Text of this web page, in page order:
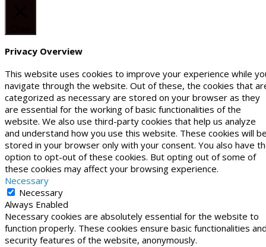
Privacy Overview
This website uses cookies to improve your experience while
navigate through the website. Out of these, the cookies that
categorized as necessary are stored on your browser as they
are essential for the working of basic functionalities of the
website. We also use third-party cookies that help us analyze
and understand how you use this website. These cookies will
stored in your browser only with your consent. You also have
option to opt-out of these cookies. But opting out of some of
these cookies may affect your browsing experience.
Necessary
Necessary
Always Enabled
Necessary cookies are absolutely essential for the website to
function properly. These cookies ensure basic functionalities
security features of the website, anonymously.